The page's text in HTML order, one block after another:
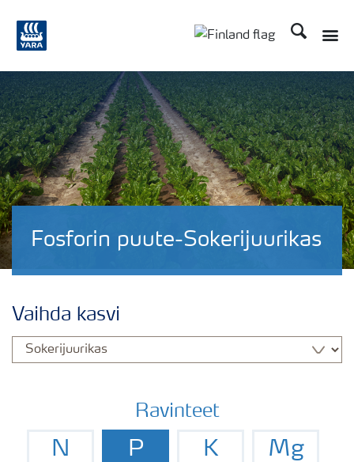
Etsi
Fosforin puute-Sokerijuurikas
Vaihda kasvi
Ravinteet
N P K Mg